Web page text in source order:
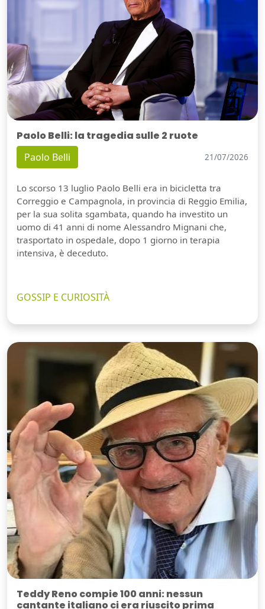
Paolo Belli: la tragedia sulle 2 ruote
Paolo Belli 21/07/2026
Lo scorso 13 luglio Paolo Belli era in bicicletta tra
Correggio e Campagnola, in provincia di Reggio Emilia,
per la sua solita sgambata, quando ha investito un
uomo di 41 anni di nome Alessandro Mignani che,
trasportato in ospedale, dopo 1 giorno in terapia
intensiva, è deceduto.
GOSSIP E CURIOSITÀ
Teddy Reno compie 100 anni: nessun
cantante italiano ci era riuscito prima